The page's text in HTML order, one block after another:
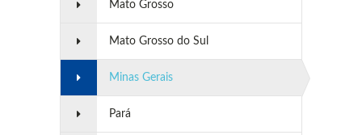
Mato Grosso
Mato Grosso do Sul
Minas Gerais
Pará